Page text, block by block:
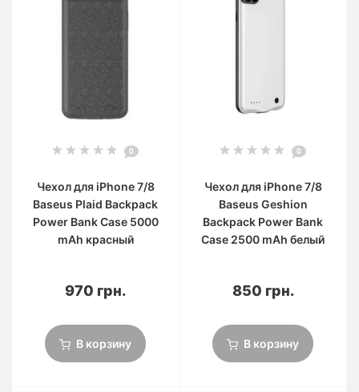
0
Чехол для iPhone 7/8
Baseus Plaid Backpack
Power Bank Case 5000
mAh красный
970 грн.
В корзину
0
Чехол для iPhone 7/8
Baseus Geshion
Backpack Power Bank
Case 2500 mAh белый
850 грн.
В корзину